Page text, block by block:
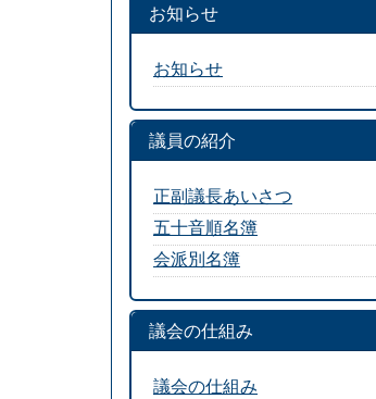
お知らせ
お知らせ
議員の紹介
正副議長あいさつ
五十音順名簿
会派別名簿
議会の仕組み
議会の仕組み